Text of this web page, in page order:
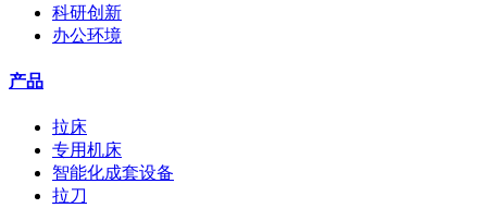
科研创新
办公环境
产品
拉床
专用机床
智能化成套设备
拉刀